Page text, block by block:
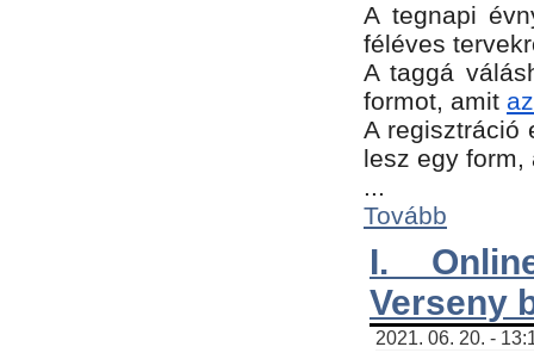
A tegnapi
féléves
A taggá
formot, amit
A regisztráció
lesz egy
...
Tovább
I.
Verseny
2021. 06. 20. -